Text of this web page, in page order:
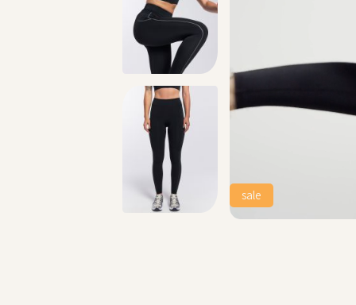
הירשמו לניוזלטר וקבלו 10% הנחה על הקניה הראשונה באתר
sale